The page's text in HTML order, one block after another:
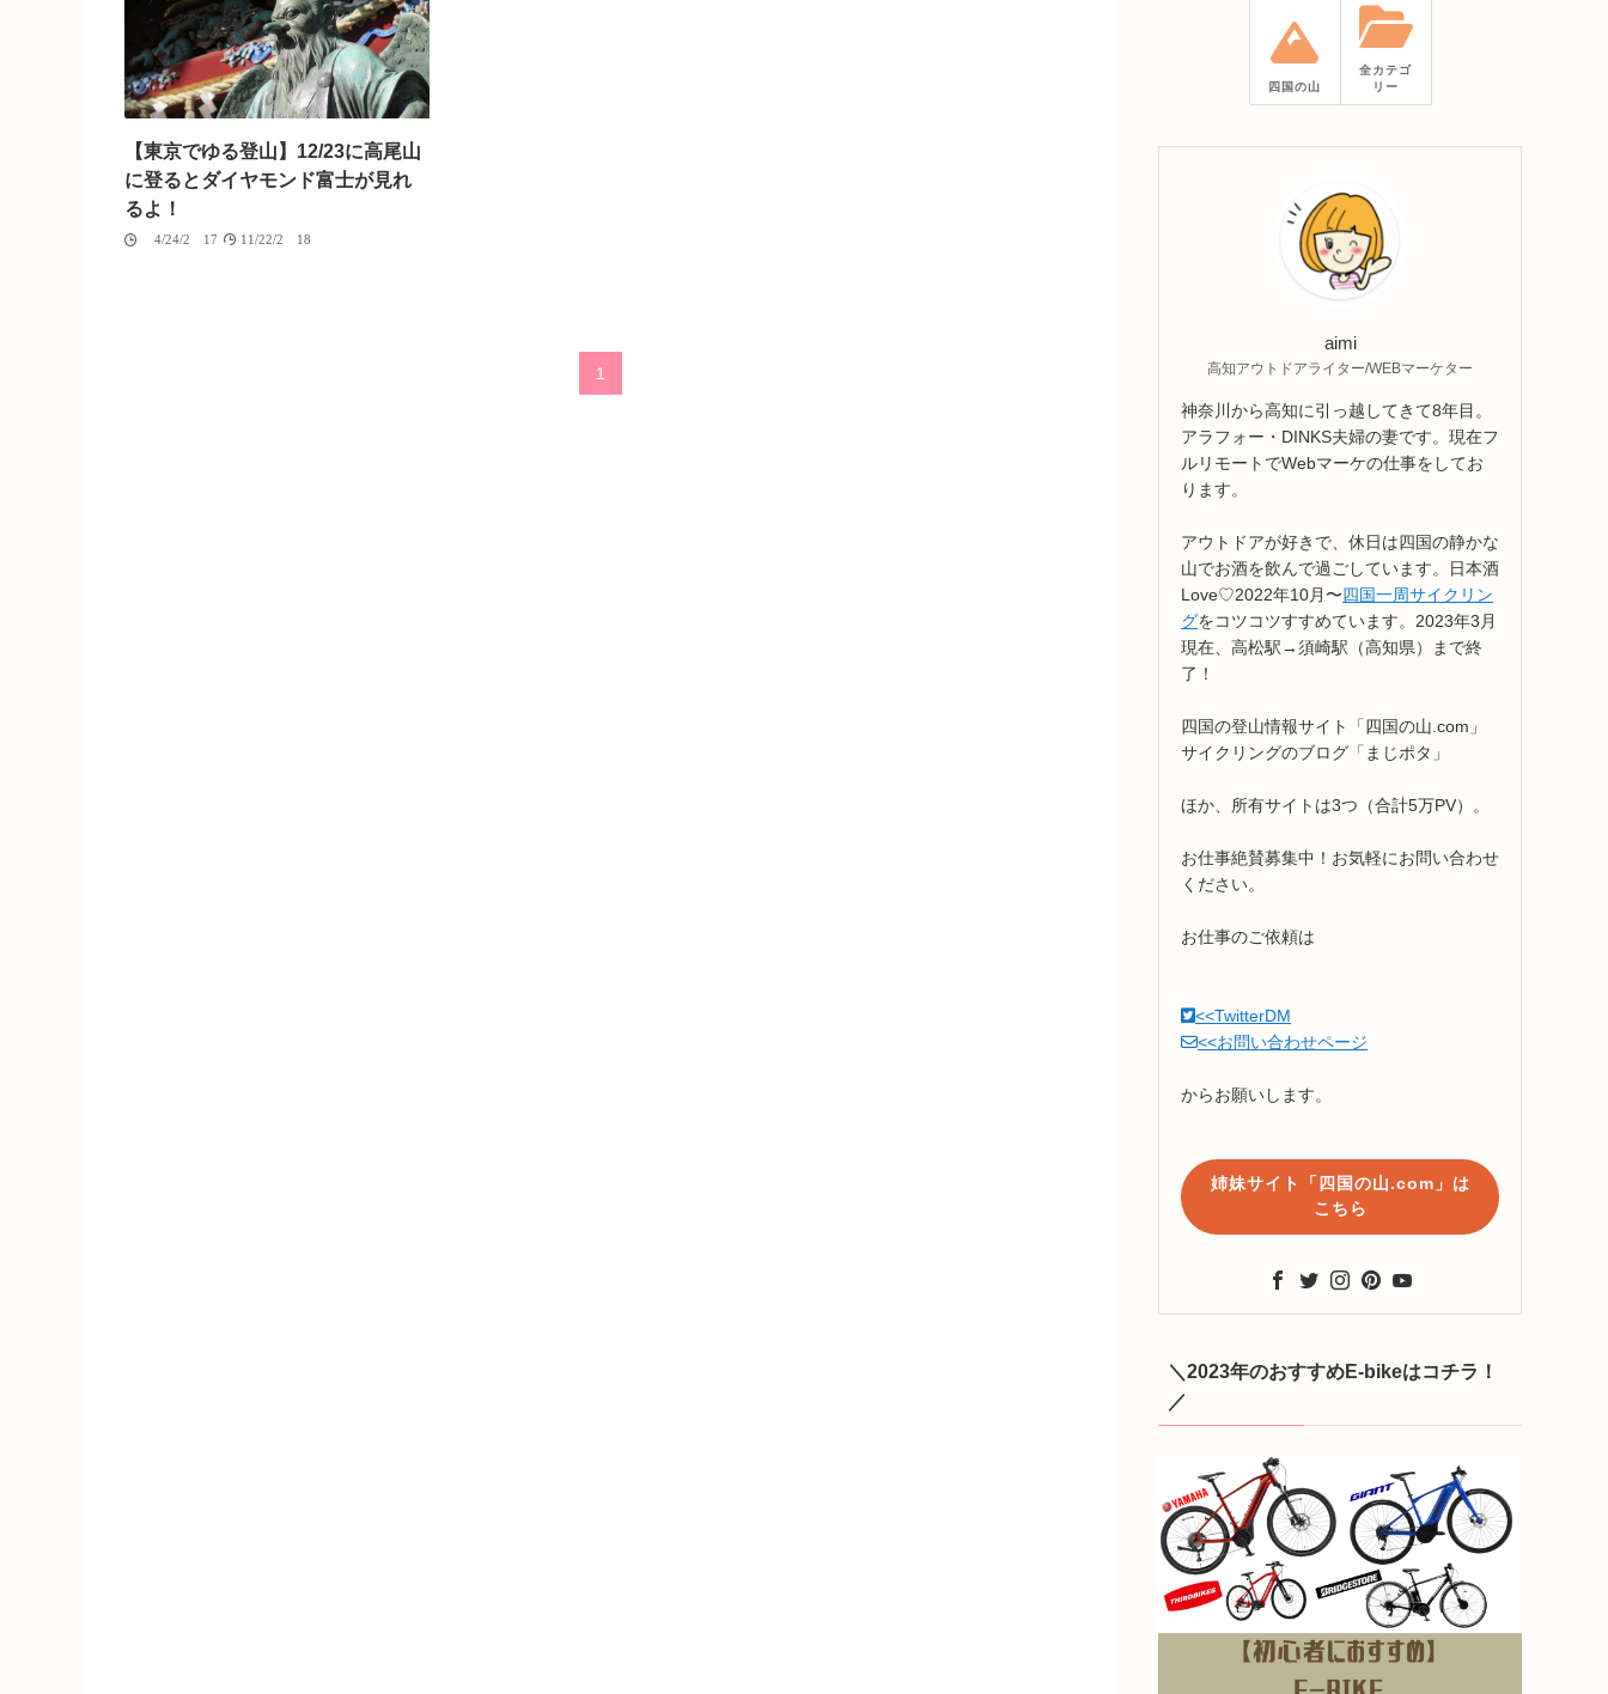
【東京でゆる登山】12/23に高尾山
に登るとダイヤモンド富士が見れ
るよ！
04/24/2017 11/22/2018
1
四国の山
全カテゴ
リー
aimi
高知アウトドアライター/WEBマーケター
神奈川から高知に引っ越してきて8年目。
アラフォー・DINKS夫婦の妻です。現在フ
ルリモートでWebマーケの仕事をしてお
ります。
アウトドアが好きで、休日は四国の静かな
山でお酒を飲んで過ごしています。日本酒
Love♡2022年10月〜四国一周サイクリン
グをコツコツすすめています。2023年3月
現在、高松駅→須崎駅（高知県）まで終
了！
四国の登山情報サイト「四国の山.com」
サイクリングのブログ「まじポタ」
ほか、所有サイトは3つ（合計5万PV）。
お仕事絶賛募集中！お気軽にお問い合わせ
ください。
お仕事のご依頼は
<<TwitterDM
<<お問い合わせページ
からお願いします。
姉妹サイト「四国の山.com」は
こちら
＼2023年のおすすめE-bikeはコチラ！
／